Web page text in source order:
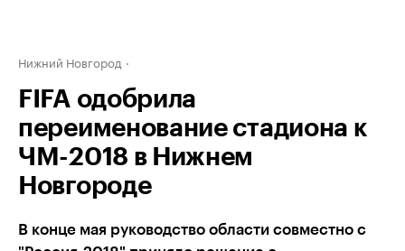
Нижний Новгород
FIFA одобрила
переименование стадиона к
ЧМ-2018 в Нижнем
Новгороде
В конце мая руководство области совместно с